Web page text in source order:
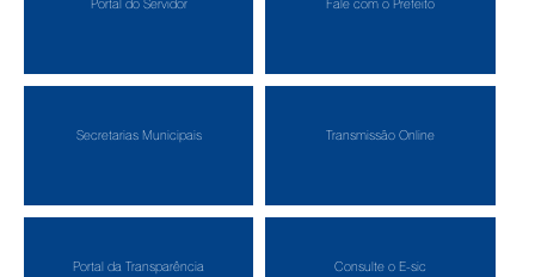
Portal do Servidor Fale com o Prefeito
Secretarias Municipais Transmissão Online
Portal da Transparência Consulte o E-sic